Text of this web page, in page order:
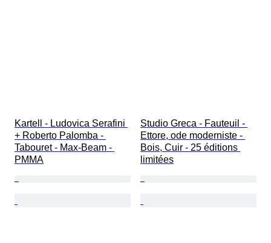
Kartell - Ludovica Serafini
+ Roberto Palomba -
Tabouret - Max-Beam -
PMMA
Studio Greca - Fauteuil -
Ettore, ode moderniste -
Bois, Cuir - 25 éditions
limitées